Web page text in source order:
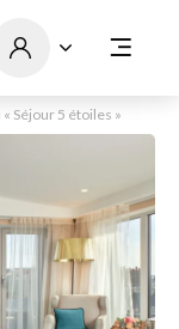
Séjour 5 étoiles »